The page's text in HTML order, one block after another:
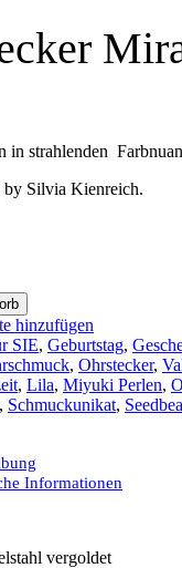
in strahlenden
by Silvia Kienreich.
hinzufügen
SIE, Geburtstag,
, Ohrstecker,
, Lila, Miyuki Perlen,
, Schmuckunikat,
Informationen
vergoldet